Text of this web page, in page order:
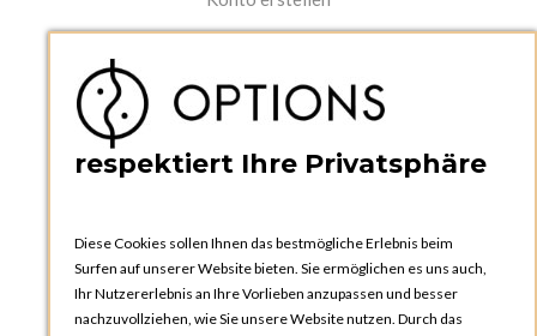
Kataloge und Bestellschein
Bedienungsanleitungen
respektiert Ihre Privatsphäre
Diese Cookies sollen Ihnen das bestmögliche Erlebnis beim
Surfen auf unserer Website bieten. Sie ermöglichen es uns auch,
Ihr Nutzererlebnis an Ihre Vorlieben anzupassen und besser
nachzuvollziehen, wie Sie unsere Website nutzen. Durch das